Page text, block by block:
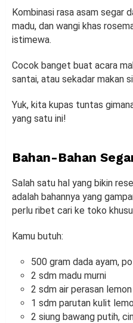
Kombinasi rasa asam segar
madu, dan wangi khas
istimewa.
Cocok banget buat acara
santai, atau sekadar makan
Yuk, kita kupas tuntas
yang satu ini!
Bahan-Bahan
Salah satu hal yang bikin
adalah bahannya yang
perlu ribet cari ke toko
Kamu butuh:
500 gram dada ayam,
2 sdm madu murni
2 sdm air perasan lemon
1 sdm parutan kulit
2 siung bawang putih,